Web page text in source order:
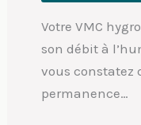
Votre VMC
son débit à
vous constatez
permanence…